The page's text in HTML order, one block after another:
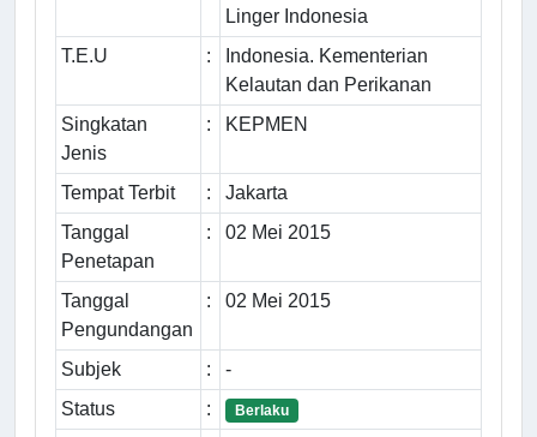
Linger Indonesia
T.E.U
:
Indonesia. Kementerian
Kelautan dan Perikanan
Singkatan
Jenis
: KEPMEN
Tempat Terbit :
Jakarta
Tanggal
Penetapan
: 02 Mei 2015
Tanggal
Pengundangan
: 02 Mei 2015
Subjek :
-
Status
: Berlaku